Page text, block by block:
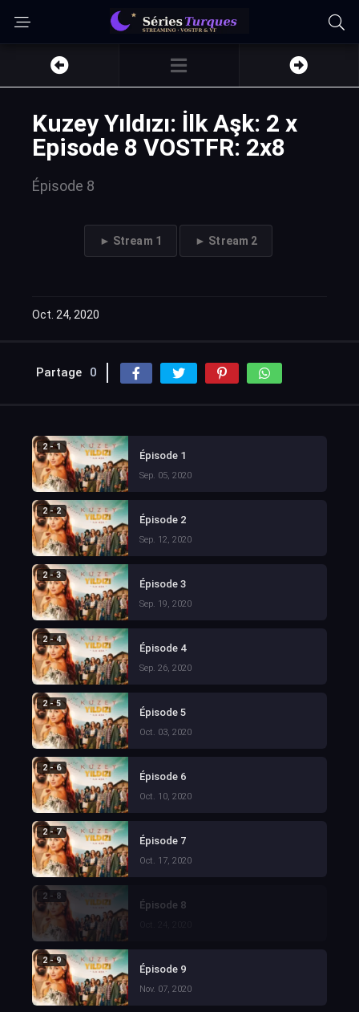
Kuzey Yıldızı: İlk Aşk: 2 x
Episode 8 VOSTFR: 2x8
Épisode 8
► Stream 1 ► Stream 2
Oct. 24, 2020
Partage 0
2 - 1
Épisode 1
Sep. 05, 2020
2 - 2
Épisode 2
Sep. 12, 2020
2 - 3
Épisode 3
Sep. 19, 2020
2 - 4
Épisode 4
Sep. 26, 2020
2 - 5
Épisode 5
Oct. 03, 2020
2 - 6
Épisode 6
Oct. 10, 2020
2 - 7
Épisode 7
Oct. 17, 2020
2 - 8
Épisode 8
2 - 9
Épisode 9
Nov. 07, 2020